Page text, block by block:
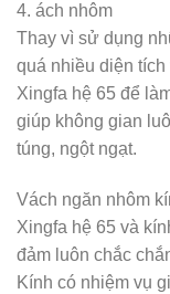
4. ách nhôm
Thay vì sử dụng
quá nhiều diện
Xingfa hệ 65 để
giúp không gian
túng, ngột ngạt.
Vách ngăn nhôm
Xingfa hệ 65 và
đảm luôn chắc
Kính có nhiệm vụ